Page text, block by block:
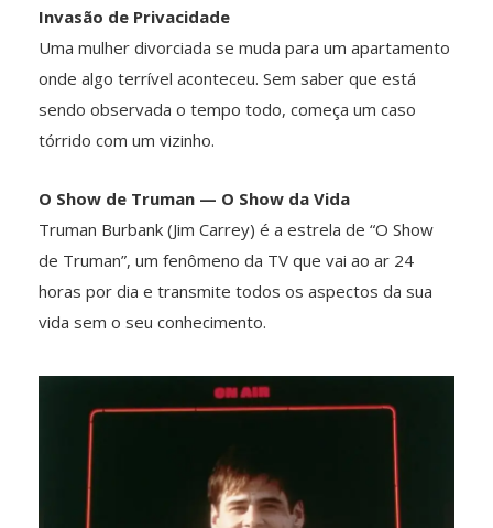
Invasão de Privacidade
Uma mulher divorciada se muda para um apartamento
onde algo terrível aconteceu. Sem saber que está
sendo observada o tempo todo, começa um caso
tórrido com um vizinho.
O Show de Truman — O Show da Vida
Truman Burbank (Jim Carrey) é a estrela de “O Show
de Truman”, um fenômeno da TV que vai ao ar 24
horas por dia e transmite todos os aspectos da sua
vida sem o seu conhecimento.